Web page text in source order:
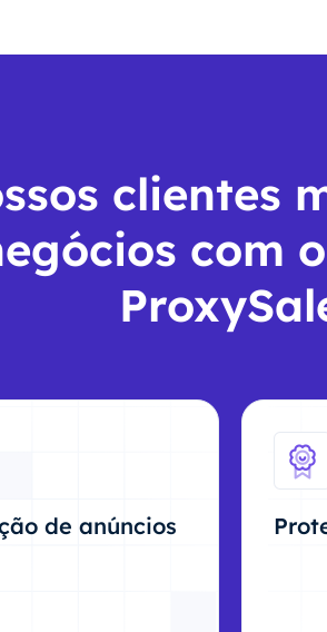
clientes
com
de anúncios